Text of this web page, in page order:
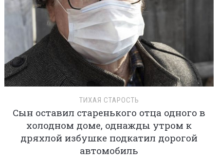
ТИХАЯ СТАРОСТЬ
Сын оставил старенького отца одного в
холодном доме, однажды утром к
дряхлой избушке подкатил дорогой
автомобиль